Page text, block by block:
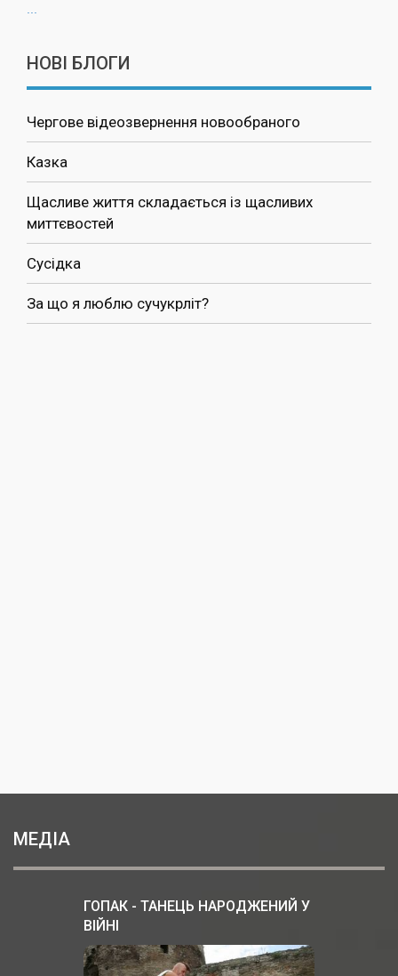
НОВІ БЛОГИ
Чергове відеозвернення новообраного
Казка
Щасливе життя складається із щасливих
миттєвостей
Сусідка
За що я люблю сучукрліт?
МЕДІА
ГОПАК - ТАНЕЦЬ НАРОДЖЕНИЙ У
ВІЙНІ